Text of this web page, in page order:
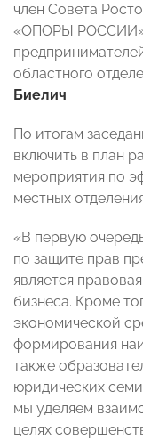
член Совета
«ОПОРЫ РОССИИ»,
областного
Биелич.
По итогам
включить в план
мероприятия по
местных
«В первую
по защите прав
является
бизнеса. Кроме
экономической
формирования
также
юридических
мы уделяем
целях